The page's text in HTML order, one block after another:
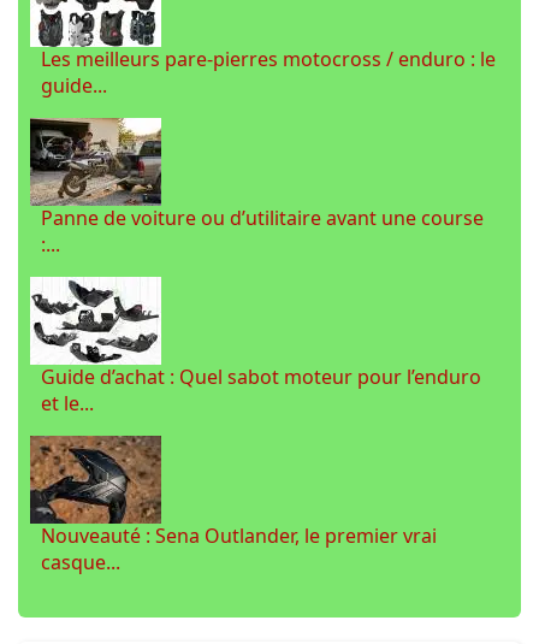
Les meilleurs pare-pierres motocross / enduro : le
guide...
Panne de voiture ou d’utilitaire avant une course
:...
Guide d’achat : Quel sabot moteur pour l’enduro
et le...
Nouveauté : Sena Outlander, le premier vrai
casque...